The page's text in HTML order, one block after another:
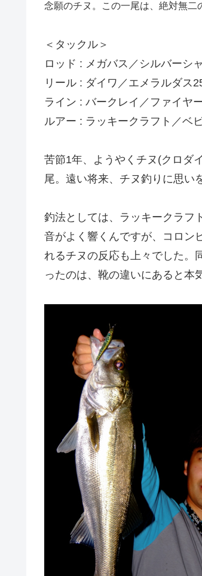
念願のチヌ。この一尾は、絶対無二
＜タックル＞
ロッド : メガバス／シルバーシ
リール : ダイワ／エメラルダス
ライン : バークレイ／ファイヤ
ルアー : ラッキークラフト／ベ
苦節1年、ようやくチヌ(クロダ
尾。遠い将来、チヌ釣りに思い
釣法としては、ラッキークラフ
音がよく響くんですが、コロン
れるチヌの反応も上々でした。
ったのは、靴の違いにあると本